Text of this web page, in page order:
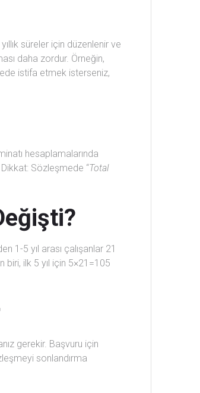
yıllık süreler için düzenlenir ve
daha zordur. Örneğin,
istifa etmek isterseniz,
hesaplamalarında
Dikkat: Sözleşmede “Total
1-5 yıl arası çalışanlar 21
biri, ilk 5 yıl için 5×21=105
gerekir. Başvuru için
sonlandırma